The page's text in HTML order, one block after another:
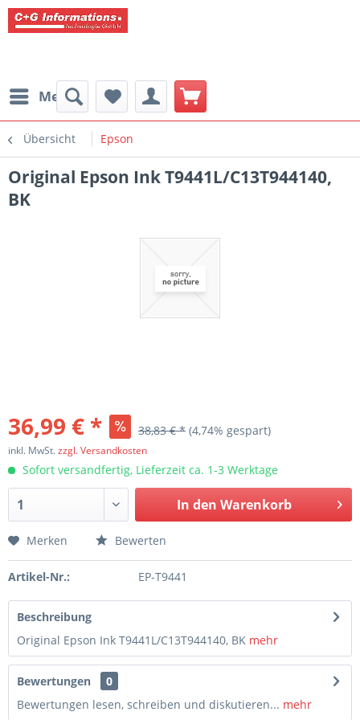
Menü
Übersicht Epson
Original Epson Ink T9441L/C13T944140,
BK
36,99 € * 38,83 € * (4,74% gespart)
inkl. MwSt.zzgl. Versandkosten
Sofort versandfertig, Lieferzeit ca. 1-3 Werktage
In den Warenkorb
Merken Bewerten
Artikel-Nr.: EP-T9441
Beschreibung
Original Epson Ink T9441L/C13T944140, BK mehr
Bewertungen
0
Bewertungen lesen, schreiben und diskutieren... mehr